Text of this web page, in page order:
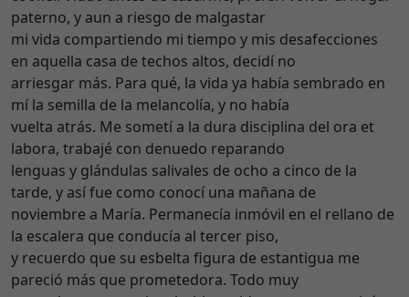
paterno, y aun a riesgo de malgastar
mi vida compartiendo mi tiempo y mis desafecciones
en aquella casa de techos altos, decidí no
arriesgar más. Para qué, la vida ya había sembrado en
mí la semilla de la melancolía, y no había
vuelta atrás. Me sometí a la dura disciplina del ora et
labora, trabajé con denuedo reparando
lenguas y glándulas salivales de ocho a cinco de la
tarde, y así fue como conocí una mañana de
noviembre a María. Permanecía inmóvil en el rellano de
la escalera que conducía al tercer piso,
y recuerdo que su esbelta figura de estantigua me
pareció más que prometedora. Todo muy